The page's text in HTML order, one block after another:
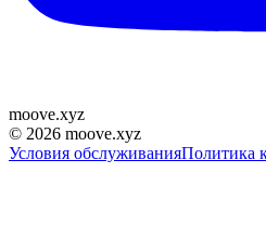
moove.xyz
© 2026 moove.xyz
Условия обслуживанияПолитика